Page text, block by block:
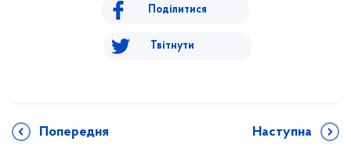
Поділитися
Твітнути
Попередня Наступна